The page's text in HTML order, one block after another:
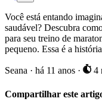
Você está entando
saudável? Descubra
para seu treino de
pequeno. Essa é a
Seana · há 11 anos · 4
Compartilhar este